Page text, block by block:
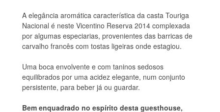
A elegância aromática característica da casta Touriga
Nacional é neste Vicentino Reserva 2014 complexada
por algumas especiarias, provenientes das barricas de
carvalho francês com tostas ligeiras onde estagiou.
Uma boca envolvente e com taninos sedosos
equilibrados por uma acidez elegante, num conjunto
persistente, para beber já ou guardar.
Bem enquadrado no espírito desta guesthouse,